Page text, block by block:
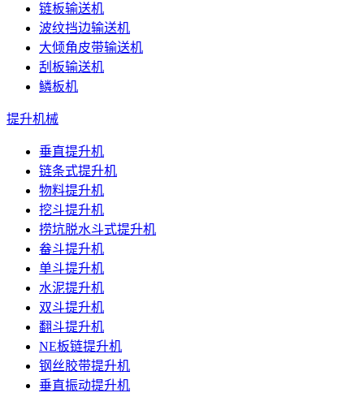
链板输送机
波纹挡边输送机
大倾角皮带输送机
刮板输送机
鳞板机
提升机械
垂直提升机
链条式提升机
物料提升机
挖斗提升机
捞坑脱水斗式提升机
畚斗提升机
单斗提升机
水泥提升机
双斗提升机
翻斗提升机
NE板链提升机
钢丝胶带提升机
垂直振动提升机